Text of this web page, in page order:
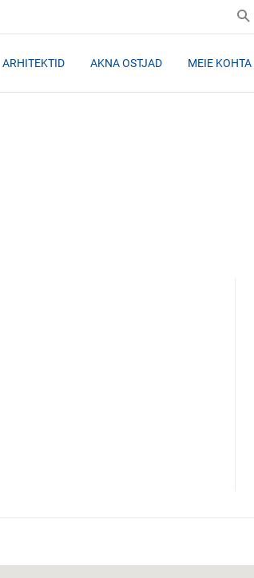
ARHITEKTID AKNA OSTJAD MEIE KOHTA